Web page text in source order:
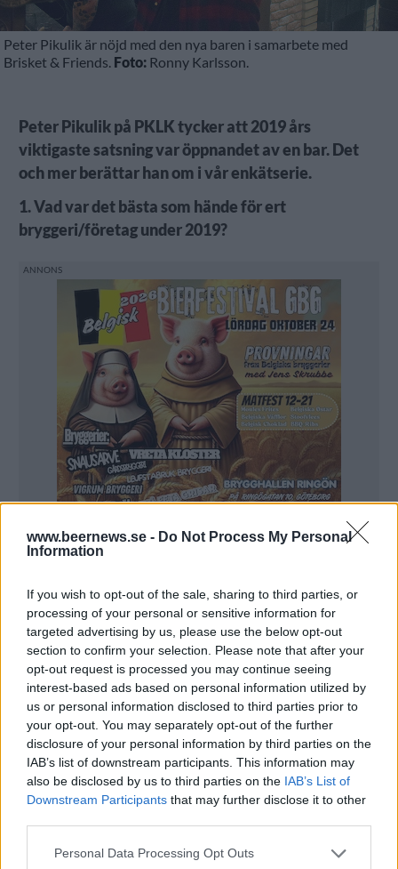
www.beernews.se - Do Not Process My Personal
Information
If you wish to opt-out of the sale, sharing to third parties, or
processing of your personal or sensitive information for
targeted advertising by us, please use the below opt-out
section to confirm your selection. Please note that after your
opt-out request is processed you may continue seeing
interest-based ads based on personal information utilized by
us or personal information disclosed to third parties prior to
your opt-out. You may separately opt-out of the further
disclosure of your personal information by third parties on the
IAB’s list of downstream participants. This information may
also be disclosed by us to third parties on the IAB’s List of
Downstream Participants that may further disclose it to other
Personal Data Processing Opt Outs
Peter Pikulik är nöjd med den nya baren i samarbete med
Brisket & Friends. Foto: Ronny Karlsson.
Peter Pikulik på PKLK tycker att 2019 års
viktigaste satsning var öppnandet av en bar. Det
och mer berättar han om i vår enkätserie.
1. Vad var det bästa som hände för ert
bryggeri/företag under 2019?
– Det är utan tvekan öppnandet av vår
bar/restaurang tillsammans med Brisket & Friends!
Nu har vi varit igång sedan februari och det går
fortfarande som tåget! Där är otroligt kul!
2. Vad blir era största satsningar eller förändringar
i verksamheten under 2020?
– 2020 kommer mest att vara ett år där nya rutiner
verkligen ska få sättas och att ”landa lite” efter ett
turbulent 2019. Inte för att vi ska sakta ner på något
takt! Men mer att komma in i ett sätt att arbeta i nya